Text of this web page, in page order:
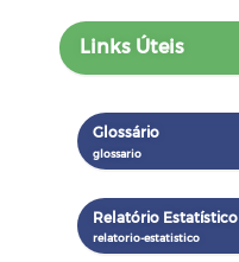
Links Úteis
Glossário
Relatório Estatístico